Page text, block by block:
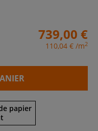
739,00 €
110,04 € /m2
papier